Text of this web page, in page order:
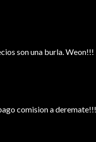
son una burla. Weon!!!
comision a